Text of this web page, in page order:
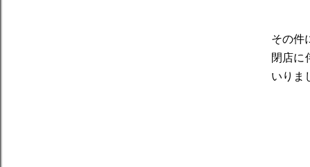
その件
閉店に
いりま